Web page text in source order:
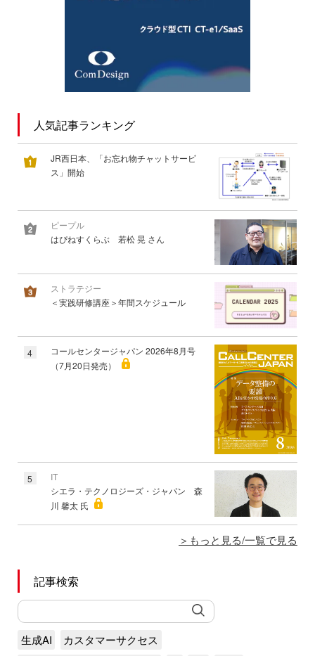
人気記事ランキング
JR西日本、「お忘れ物チャットサービ
ス」開始
ピープル
はぴねすくらぶ 若松 晃 さん
ストラテジー
＜実践研修講座＞年間スケジュール
4
コールセンタージャパン 2026年8月号
（7月20日発売）
5
IT
シエラ・テクノロジーズ・ジャパン 森
川 馨太 氏
もっと見る/一覧で見る
記事検索
生成AI
カスタマーサクセス